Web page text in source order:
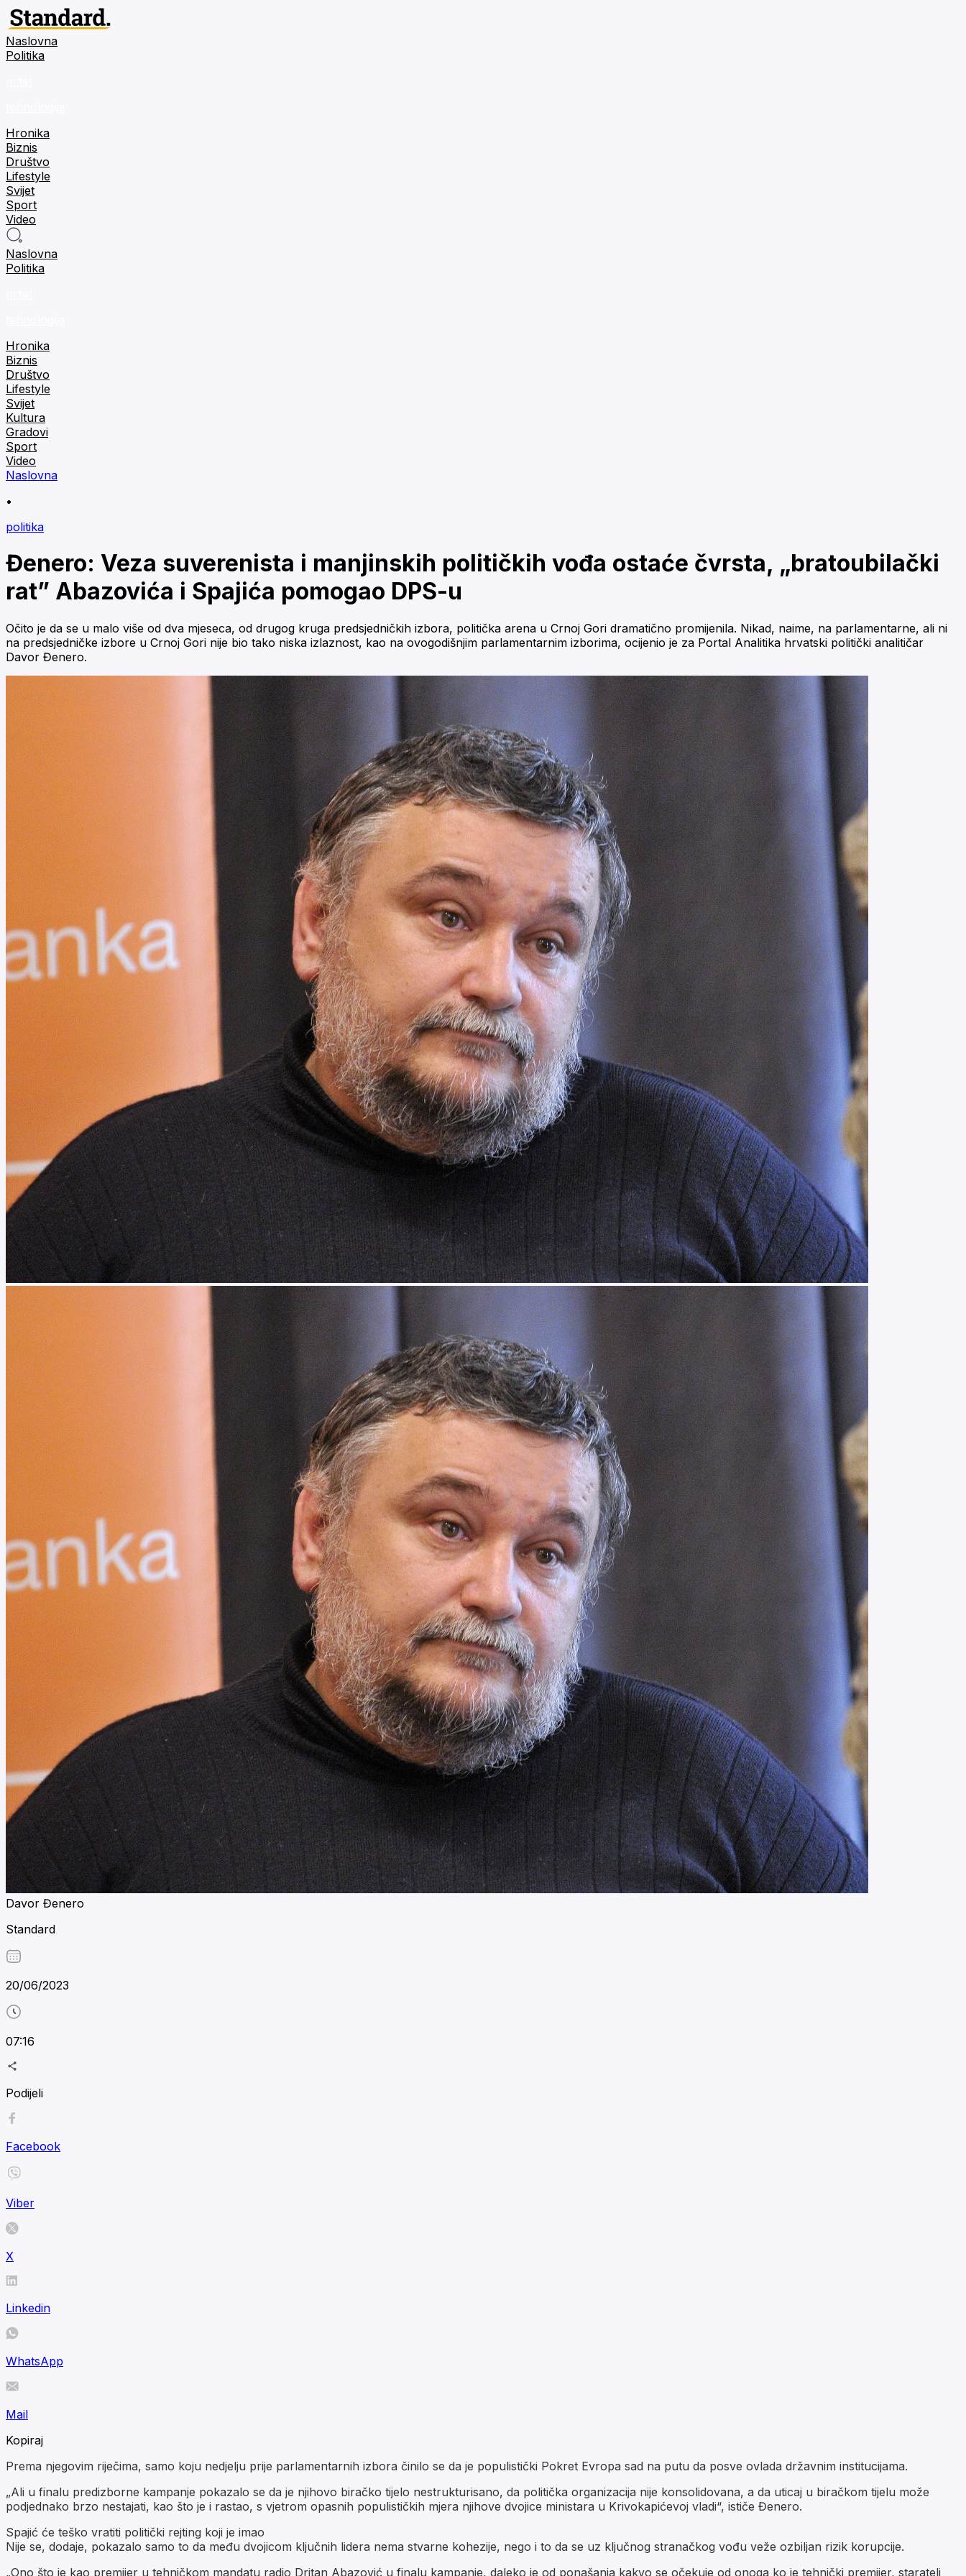
Naslovna
Politika
Hronika
Biznis
Društvo
Lifestyle
Svijet
Sport
Video
Naslovna
Politika
Hronika
Biznis
Društvo
Lifestyle
Svijet
Kultura
Gradovi
Sport
Video
Naslovna
•
politika
Đenero: Veza suverenista i manjinskih političkih vođa ostaće čvrsta, „bratoubilački
rat” Abazovića i Spajića pomogao DPS-u
Očito je da se u malo više od dva mjeseca, od drugog kruga predsjedničkih izbora, politička arena u Crnoj Gori dramatično promijenila. Nikad, naime, na parlamentarne, ali ni
na predsjedničke izbore u Crnoj Gori nije bio tako niska izlaznost, kao na ovogodišnjim parlamentarnim izborima, ocijenio je za Portal Analitika hrvatski politički analitičar
Davor Đenero.
Davor Đenero
Standard
20/06/2023
07:16
Podijeli
Facebook
Viber
X
Linkedin
WhatsApp
Mail
Kopiraj
Prema njegovim riječima, samo koju nedjelju prije parlamentarnih izbora činilo se da je populistički Pokret Evropa sad na putu da posve ovlada državnim institucijama.
„Ali u finalu predizborne kampanje pokazalo se da je njihovo biračko tijelo nestrukturisano, da politička organizacija nije konsolidovana, a da uticaj u biračkom tijelu može
podjednako brzo nestajati, kao što je i rastao, s vjetrom opasnih populističkih mjera njihove dvojice ministara u Krivokapićevoj vladi“, ističe Đenero.
Spajić će teško vratiti politički rejting koji je imao
Nije se, dodaje, pokazalo samo to da među dvojicom ključnih lidera nema stvarne kohezije, nego i to da se uz ključnog stranačkog vođu veže ozbiljan rizik korupcije.
„Ono što je kao premijer u tehničkom mandatu radio Dritan Abazović u finalu kampanje, daleko je od ponašanja kakvo se očekuje od onoga ko je tehnički premijer, staratelj